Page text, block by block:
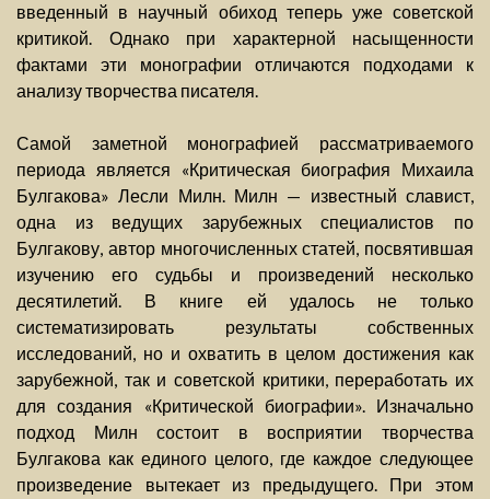
введенный в научный обиход теперь уже советской
критикой. Однако при характерной насыщенности
фактами эти монографии отличаются подходами к
анализу творчества писателя.
Самой заметной монографией рассматриваемого
периода является «Критическая биография Михаила
Булгакова» Лесли Милн. Милн — известный славист,
одна из ведущих зарубежных специалистов по
Булгакову, автор многочисленных статей, посвятившая
изучению его судьбы и произведений несколько
десятилетий. В книге ей удалось не только
систематизировать результаты собственных
исследований, но и охватить в целом достижения как
зарубежной, так и советской критики, переработать их
для создания «Критической биографии». Изначально
подход Милн состоит в восприятии творчества
Булгакова как единого целого, где каждое следующее
произведение вытекает из предыдущего. При этом